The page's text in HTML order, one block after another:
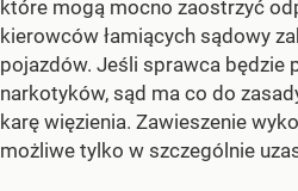
które mogą mocno zaostrzyć
kierowców łamiących sądowy
pojazdów. Jeśli sprawca będzie
narkotyków, sąd ma co do
karę więzienia. Zawieszenie
możliwe tylko w szczególnie